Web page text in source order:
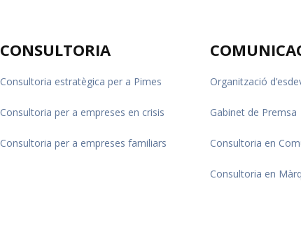
CONSULTORIA
Consultoria estratègica per a Pimes
Consultoria per a empreses en crisis
Consultoria per a empreses familiars
Organització
Gabinet de Premsa
Consultoria en
Consultoria en